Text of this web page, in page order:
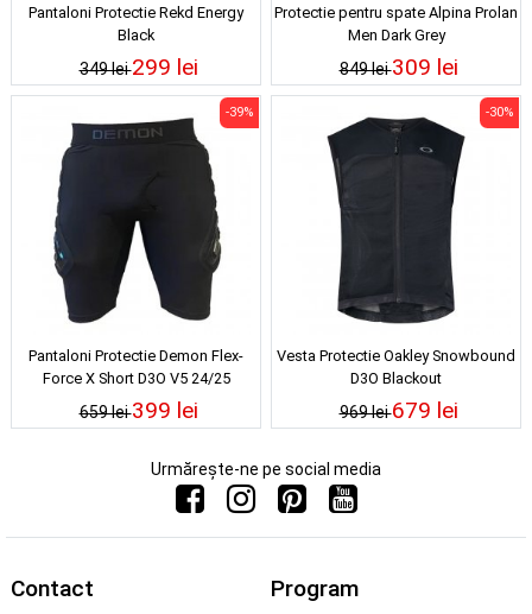
Pantaloni Protectie Rekd Energy
Black
349 lei299 lei
Protectie pentru spate Alpina Prolan
Men Dark Grey
849 lei309 lei
Pantaloni Protectie Demon Flex-
Force X Short D3O V5 24/25
659 lei
-39%
399 lei
Vesta Protectie Oakley Snowbound
D3O Blackout
969 lei
-30%
679 lei
Urmărește-ne pe social media
Contact Program